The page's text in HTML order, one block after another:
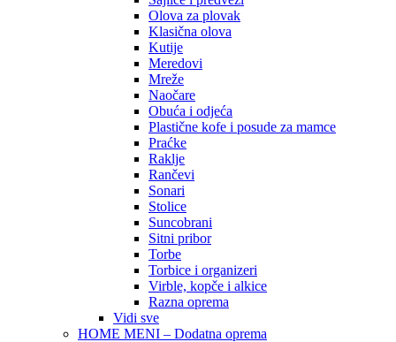
Olova za plovak
Klasična olova
Kutije
Meredovi
Mreže
Naočare
Obuća i odjeća
Plastične kofe i posude za mamce
Praćke
Raklje
Rančevi
Sonari
Stolice
Suncobrani
Sitni pribor
Torbe
Torbice i organizeri
Virble, kopče i alkice
Razna oprema
Vidi sve
HOME MENI – Dodatna oprema